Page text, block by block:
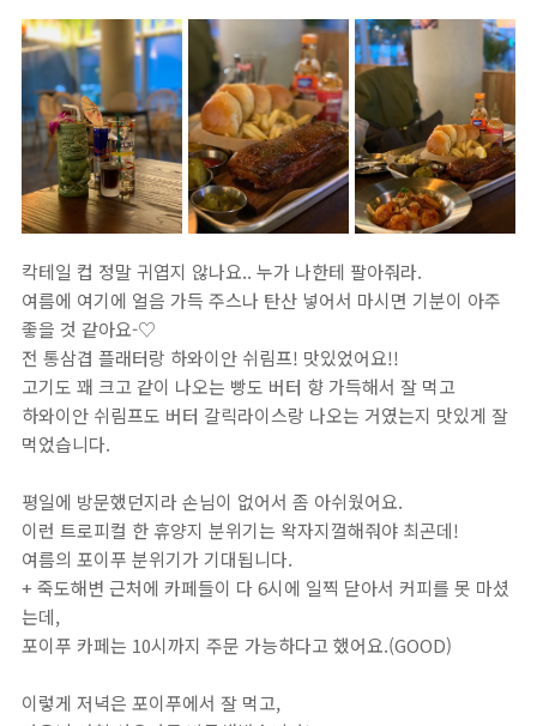
칵테일 컵 정말 귀엽지 않나요.. 누가 나한테 팔아줘라.
여름에 여기에 얼음 가득 주스나 탄산 넣어서 마시면 기분이 아주
좋을 것 같아요-♡
전 통삼겹 플래터랑 하와이안 쉬림프! 맛있었어요!!
고기도 꽤 크고 같이 나오는 빵도 버터 향 가득해서 잘 먹고
하와이안 쉬림프도 버터 갈릭라이스랑 나오는 거였는지 맛있게 잘
먹었습니다.
평일에 방문했던지라 손님이 없어서 좀 아쉬웠어요.
이런 트로피컬 한 휴양지 분위기는 왁자지껄해줘야 최곤데!
여름의 포이푸 분위기가 기대됩니다.
+ 죽도해변 근처에 카페들이 다 6시에 일찍 닫아서 커피를 못 마셨
는데,
포이푸 카페는 10시까지 주문 가능하다고 했어요.(GOOD)
이렇게 저녁은 포이푸에서 잘 먹고,